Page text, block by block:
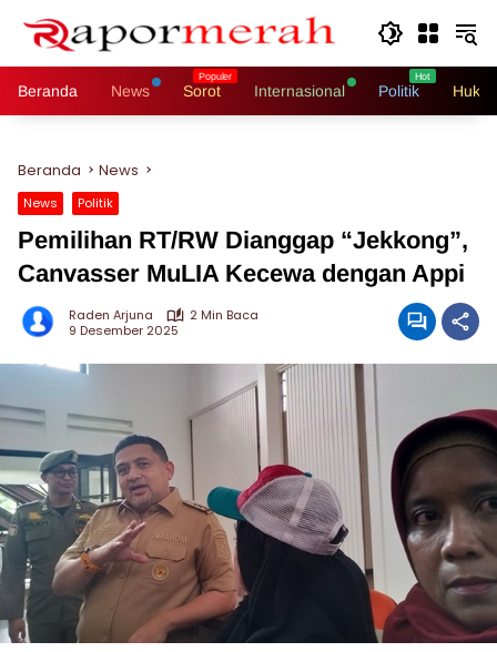
Beranda News Sorot Internasional Politik
Beranda News
News Politik
Pemilihan RT/RW Dianggap “Jekkong”,
Canvasser MuLIA Kecewa dengan Appi
Raden Arjuna
2 Min Baca
9 Desember 2025